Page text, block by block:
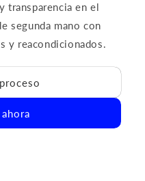
transparencia en el
segunda mano con
y reacondicionados.